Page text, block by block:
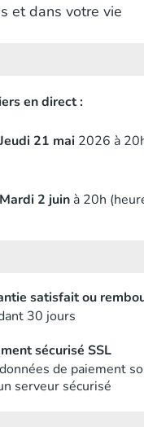
et dans votre vie
en direct :
21 mai 2026 à
2 juin à 20h
satisfait ou
30 jours
sécurisé SSL
de paiement
serveur sécurisé